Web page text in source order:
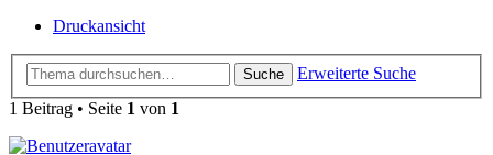
Druckansicht
Suche
Erweiterte Suche
1 Beitrag • Seite 1 von 1